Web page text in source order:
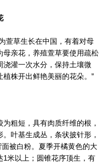
草生长在中国，有着对母
母亲花，养殖萱草要使用疏松
灌一次水分，保持土壤微
株开出鲜艳美丽的花朵。”
为粗短，具有肉质纤维的根，
叶基生成丛，条状披针形，
被白粉。夏季开橘黄色的大
米以上；圆锥花序顶生，有